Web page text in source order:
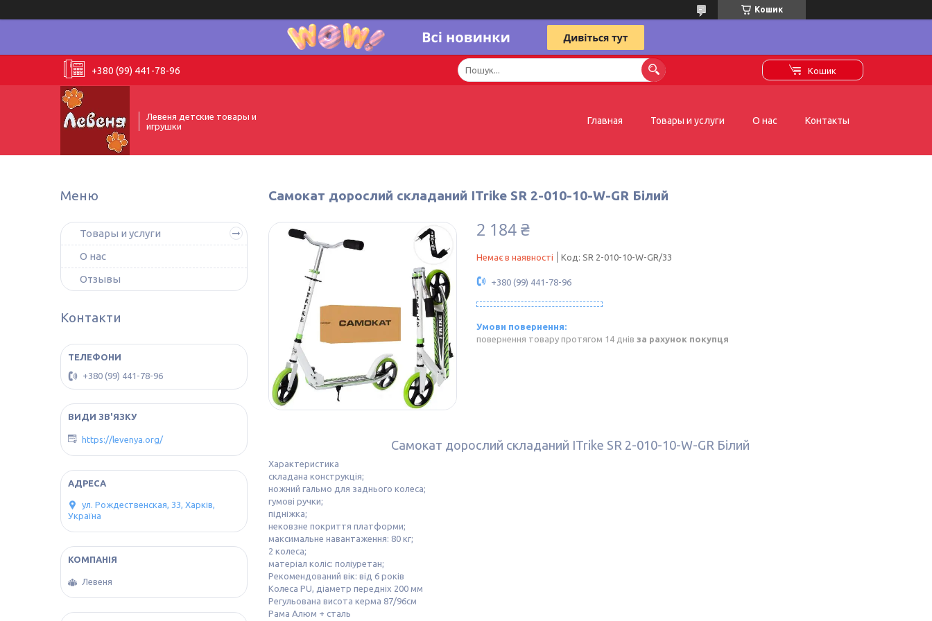
Кошик
+380 (99) 441-78-96 Кошик
Левеня детские товары и
игрушки
Главная Товары и услуги О нас Контакты
Самокат дорослий складаний ITrike SR 2-010-10-W-GR Білий
2 184 ₴
Немає в наявності Код: SR 2-010-10-W-GR/33
+380 (99) 441-78-96
повернення товару протягом 14 днів за рахунок покупця
Самокат дорослий складаний ITrike SR 2-010-10-W-GR Білий
Характеристика
складана конструкція;
ножний гальмо для заднього колеса;
гумові ручки;
підніжка;
нековзне покриття платформи;
максимальне навантаження: 80 кг;
2 колеса;
матеріал коліс: поліуретан;
Рекомендований вік: від 6 років
Колеса PU, діаметр передніх 200 мм
Регульована висота керма 87/96см
Рама Алюм + сталь
Товары и услуги
О нас
Отзывы
Контакти
+380 (99) 441-78-96
https://levenya.org/
ул. Рождественская, 33, Харків,
Україна
Левеня